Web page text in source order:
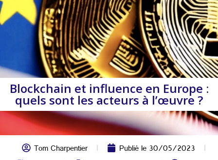
Blockchain et influence en Europe :
quels sont les acteurs à l’œuvre ?
Tom Charpentier Publié le30/05/2023